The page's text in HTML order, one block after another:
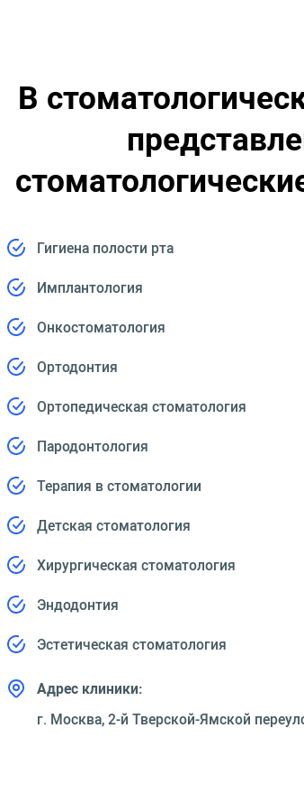
В
Гигиена полости рта
Имплантология
Онкостоматология
Ортодонтия
Ортопедическая стоматология
Пародонтология
Терапия в стоматологии
Детская стоматология
Хирургическая стоматология
Эндодонтия
Эстетическая стоматология
Адрес клиники:
г. Москва, 2-й Тверской-Ямской